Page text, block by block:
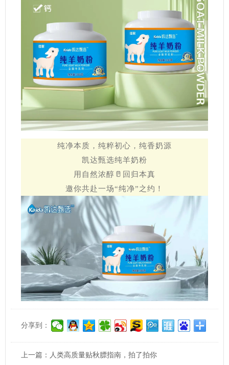
纯净本质，纯粹初心，纯香奶源
凯达甄选纯羊奶粉
用自然浓醇🥛回归本真
邀你共赴一场“纯净”之约！
分享到：
上一篇： 人类高质量贴秋膘指南，拍了拍你